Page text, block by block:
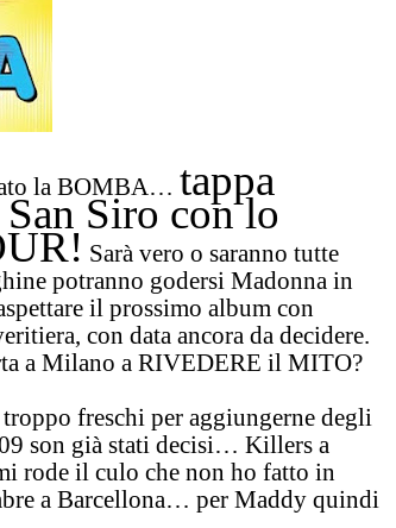
la BOMBA… tappa
Siro con lo
Sarà vero o saranno tutte
potranno godersi Madonna in
il prossimo album con
con data ancora da decidere.
a Milano a RIVEDERE il MITO?
freschi per aggiungerne degli
son già stati decisi… Killers a
rode il culo che non ho fatto in
a Barcellona… per Maddy quindi